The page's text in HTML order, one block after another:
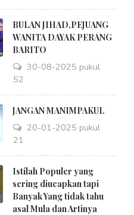
BULAN JIHAD,PEJUANG
WANITA DAYAK PERANG
BARITO
30-08-2025 pukul
18:52
JANGAN MANIMPAKUL
20-01-2025 pukul
09:21
Istilah Populer yang
sering diucapkan tapi
Banyak Yang tidak tahu
asal Mula dan Artinya